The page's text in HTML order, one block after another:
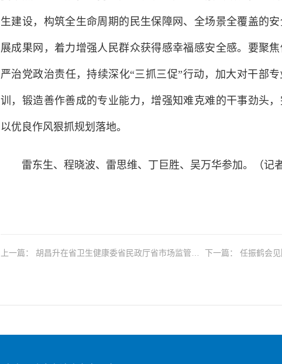
生建设，构筑全生命周期的民生保障网、全场景全覆盖的
展成果网，着力增强人民群众获得感幸福感安全感。要聚
严治党政治责任，持续深化“三抓三促”行动，加大对干部
训，锻造善作善成的专业能力，增强知难克难的干事劲头，
以优良作风狠抓规划落地。
雷东生、程晓波、雷思维、丁巨胜、吴万华参加。（记
上一篇： 胡昌升在省卫生健康委省民政厅省市场监管局
下一篇： 任振